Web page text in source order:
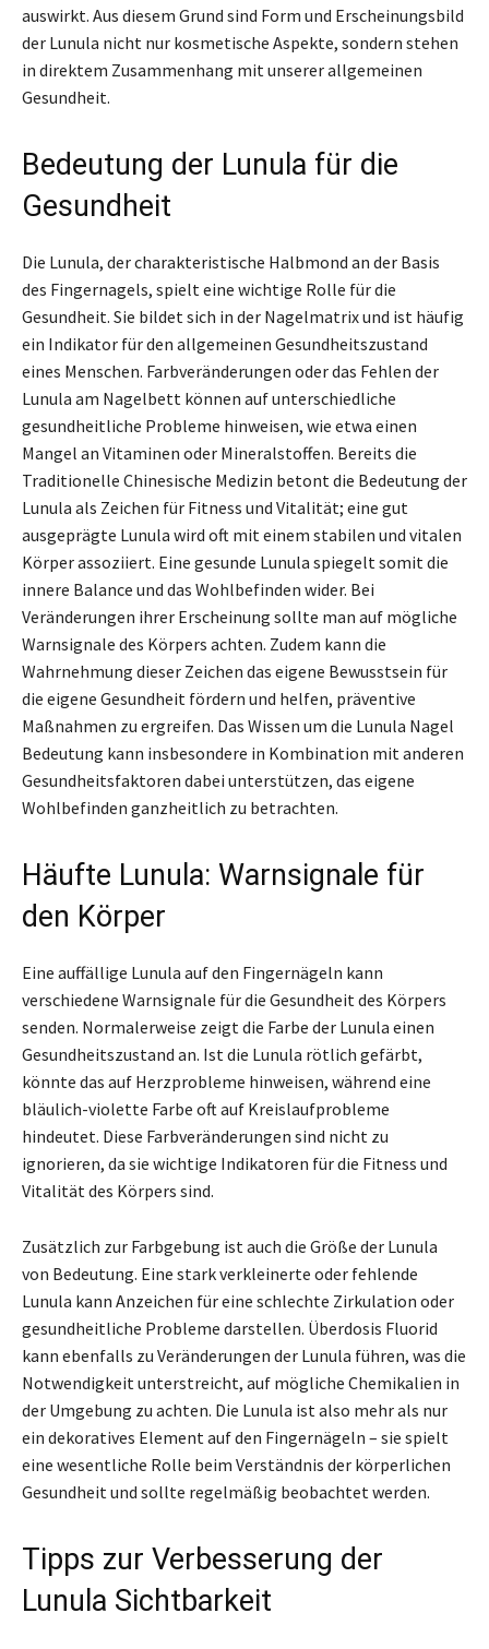
auswirkt. Aus diesem Grund sind Form und Erscheinungsbild
der Lunula nicht nur kosmetische Aspekte, sondern stehen
in direktem Zusammenhang mit unserer allgemeinen
Gesundheit.
Bedeutung der Lunula für die
Gesundheit
Die Lunula, der charakteristische Halbmond an der Basis
des Fingernagels, spielt eine wichtige Rolle für die
Gesundheit. Sie bildet sich in der Nagelmatrix und ist häufig
ein Indikator für den allgemeinen Gesundheitszustand
eines Menschen. Farbveränderungen oder das Fehlen der
Lunula am Nagelbett können auf unterschiedliche
gesundheitliche Probleme hinweisen, wie etwa einen
Mangel an Vitaminen oder Mineralstoffen. Bereits die
Traditionelle Chinesische Medizin betont die Bedeutung der
Lunula als Zeichen für Fitness und Vitalität; eine gut
ausgeprägte Lunula wird oft mit einem stabilen und vitalen
Körper assoziiert. Eine gesunde Lunula spiegelt somit die
innere Balance und das Wohlbefinden wider. Bei
Veränderungen ihrer Erscheinung sollte man auf mögliche
Warnsignale des Körpers achten. Zudem kann die
Wahrnehmung dieser Zeichen das eigene Bewusstsein für
die eigene Gesundheit fördern und helfen, präventive
Maßnahmen zu ergreifen. Das Wissen um die Lunula Nagel
Bedeutung kann insbesondere in Kombination mit anderen
Gesundheitsfaktoren dabei unterstützen, das eigene
Wohlbefinden ganzheitlich zu betrachten.
Häufte Lunula: Warnsignale für
den Körper
Eine auffällige Lunula auf den Fingernägeln kann
verschiedene Warnsignale für die Gesundheit des Körpers
senden. Normalerweise zeigt die Farbe der Lunula einen
Gesundheitszustand an. Ist die Lunula rötlich gefärbt,
könnte das auf Herzprobleme hinweisen, während eine
bläulich-violette Farbe oft auf Kreislaufprobleme
hindeutet. Diese Farbveränderungen sind nicht zu
ignorieren, da sie wichtige Indikatoren für die Fitness und
Vitalität des Körpers sind.
Zusätzlich zur Farbgebung ist auch die Größe der Lunula
von Bedeutung. Eine stark verkleinerte oder fehlende
Lunula kann Anzeichen für eine schlechte Zirkulation oder
gesundheitliche Probleme darstellen. Überdosis Fluorid
kann ebenfalls zu Veränderungen der Lunula führen, was die
Notwendigkeit unterstreicht, auf mögliche Chemikalien in
der Umgebung zu achten. Die Lunula ist also mehr als nur
ein dekoratives Element auf den Fingernägeln – sie spielt
eine wesentliche Rolle beim Verständnis der körperlichen
Gesundheit und sollte regelmäßig beobachtet werden.
Tipps zur Verbesserung der
Lunula Sichtbarkeit